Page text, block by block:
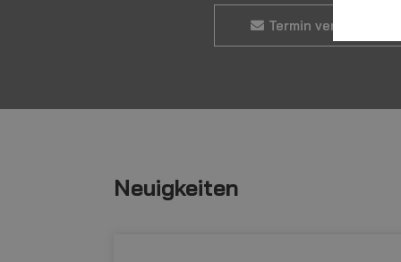
Termin vereinbaren
Neuigkeiten